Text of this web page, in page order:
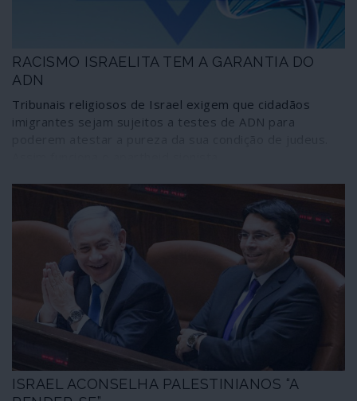
RACISMO ISRAELITA TEM A GARANTIA DO
ADN
Tribunais religiosos de Israel exigem que cidadãos
imigrantes sejam sujeitos a testes de ADN para
ISRAEL ACONSELHA PALESTINIANOS “A